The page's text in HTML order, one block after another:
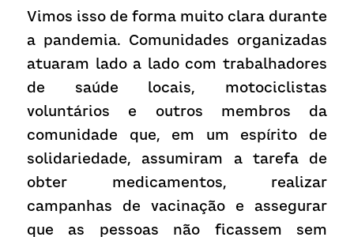
Vimos isso de forma muito clara durante
a pandemia. Comunidades organizadas
atuaram lado a lado com trabalhadores
de saúde locais, motociclistas
voluntários e outros membros da
comunidade que, em um espírito de
solidariedade, assumiram a tarefa de
obter medicamentos, realizar
campanhas de vacinação e assegurar
que as pessoas não ficassem sem